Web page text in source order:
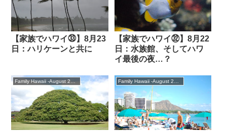
【家族でハワイ㉝】8月23
日：ハリケーンと共に
【家族でハワイ㉜】8月22
日：水族館、そしてハワ
イ最後の夜…？